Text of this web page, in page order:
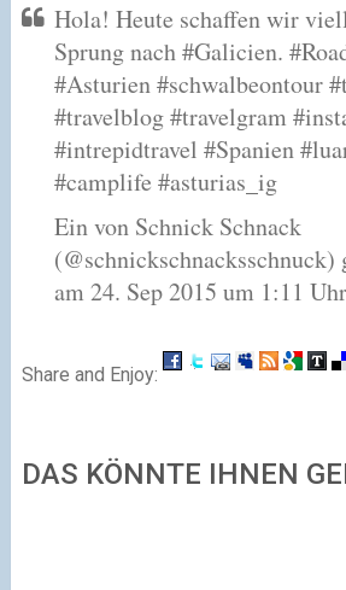
Hola! Heute schaffen wir
Sprung nach #Galicien.
#Asturien #schwalbeontour
#travelblog #travelgram
#intrepidtravel #Spanien
#camplife #asturias_ig
Ein von Schnick Schnack
(@schnickschnacksschnuck)
am 24. Sep 2015 um 1:11 Uhr
Share and Enjoy:
DAS KÖNNTE IHNEN